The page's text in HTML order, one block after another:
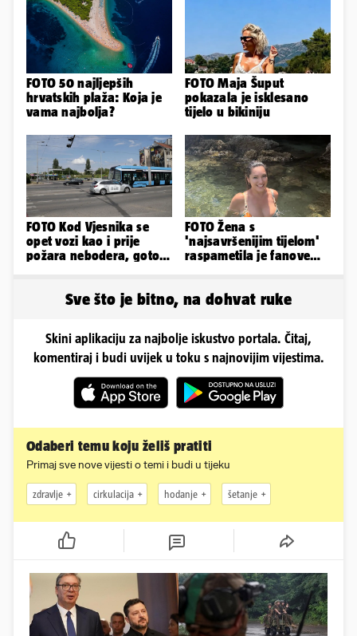
FOTO 50 najljepših
hrvatskih plaža: Koja je
vama najbolja?
FOTO Maja Šuput
pokazala je isklesano
tijelo u bikiniju
FOTO Kod Vjesnika se
opet vozi kao i prije
požara nebodera, gotovi
FOTO Žena s
'najsavršenijim tijelom'
raspametila je fanove
Sve što je bitno, na dohvat ruke
Skini aplikaciju za najbolje iskustvo portala. Čitaj,
komentiraj i budi uvijek u toku s najnovijim vijestima.
Odaberi temu koju želiš pratiti
Primaj sve nove vijesti o temi i budi u tijeku
zdravlje cirkulacija hodanje šetanje